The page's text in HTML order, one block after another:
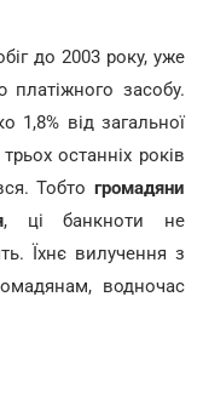
до 2003 року, уже
засобу.
1,8% від загальної
останніх років
Тобто громадяни
, ці банкноти не
Їхнє вилучення з
водночас